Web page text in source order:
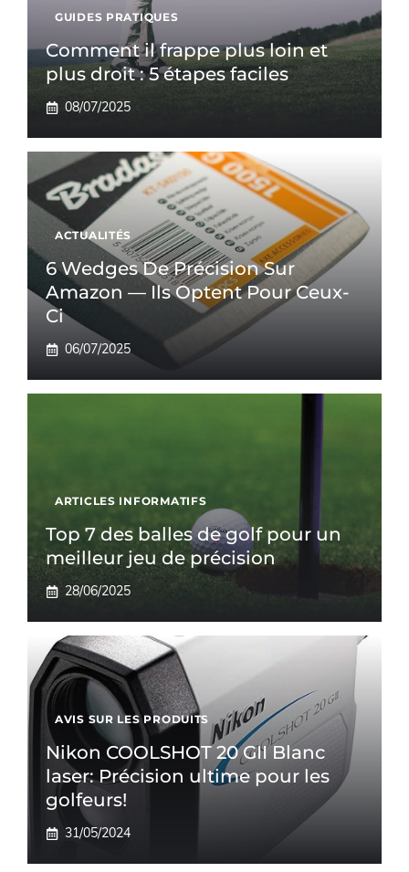
GUIDES PRATIQUES
Comment il frappe plus loin et
plus droit : 5 étapes faciles
08/07/2025
ACTUALITÉS
6 Wedges De Précision Sur
Amazon — Ils Optent Pour Ceux-
Ci
06/07/2025
ARTICLES INFORMATIFS
Top 7 des balles de golf pour un
meilleur jeu de précision
28/06/2025
AVIS SUR LES PRODUITS
Nikon COOLSHOT 20 GII Blanc
laser: Précision ultime pour les
golfeurs!
31/05/2024